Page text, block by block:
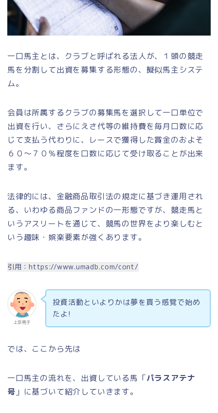
一口馬主とは、クラブと呼ばれる法人が、１頭の競走
馬を分割して出資を募集する形態の、擬似馬主システ
ム。
会員は所属するクラブの募集馬を選択して一口単位で
出資を行い、さらにえさ代等の維持費を毎月口数に応
じて支払う代わりに、レースで獲得した賞金のおよそ
６０～７０％程度を口数に応じて受け取ることが出来
ます。
法律的には、金融商品取引法の規定に基づき運用され
る、いわゆる商品ファンドの一形態ですが、競走馬と
いうアスリートを通じて、競馬の世界をより楽しむと
いう趣味・娯楽要素が強くあります。
引用：https://www.umadb.com/cont/
上京男子
投資活動といよりかは夢を買う感覚で始め
たよ!
では、ここから先は
一口馬主の流れを、出資している馬「パラスアテナ
号 」に基づいて紹介していきます。